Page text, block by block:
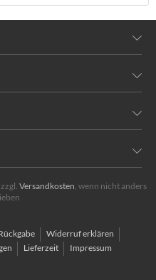
Versandkosten, wenn nicht anders
Widerruf erklären
Lieferzeit Impressum